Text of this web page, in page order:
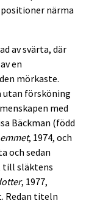
närma
av svärta, där
en
mörkaste.
utan försköning
med
Bäckman (född
, 1974, och
och sedan
till släktens
, 1977,
Redan titeln